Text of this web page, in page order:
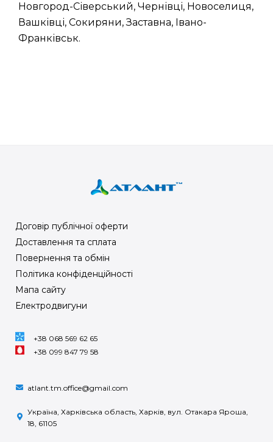
Новгород-Сіверський, Чернівці, Новоселиця,
Вашківці, Сокиряни, Заставна, Івано-
Франківськ.
Договір публічної оферти
Доставлення та сплата
Повернення та обмін
Політика конфіденційності
Мапа сайту
Електродвигуни
+38 068 569 62 65
+38 099 847 79 58
atlant.tm.office@gmail.com
Україна, Харківська область, Харків, вул. Отакара Яроша,
18, 61105